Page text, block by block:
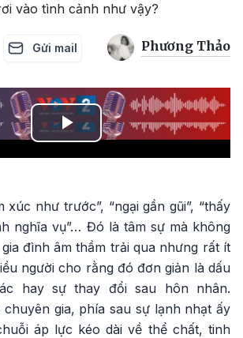
vào tình cảnh như vậy?
Gửi mail Phương Thảo
Play
xúc như trước”, “ngại gần gũi”, “thấy
nghĩa vụ”… Đó là tâm sự mà không
đình âm thầm trải qua nhưng rất ít
người cho rằng đó đơn giản là dấu
hay sự thay đổi sau hôn nhân.
gia, phía sau sự lạnh nhạt ấy
áp lực kéo dài về thể chất, tinh